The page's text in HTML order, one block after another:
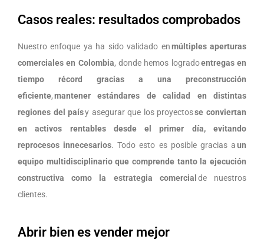
Casos reales: resultados comprobados
Nuestro enfoque ya ha sido validado enmúltiples aperturas
comerciales en Colombia, donde hemos logradoentregas en
tiempo récord gracias a una preconstrucción
eficiente,mantener estándares de calidad en distintas
regiones del paísy asegurar que los proyectosse conviertan
en activos rentables desde el primer día, evitando
reprocesos innecesarios. Todo esto es posible gracias aun
equipo multidisciplinario que comprende tanto la ejecución
constructiva como la estrategia comercial de nuestros
clientes.
Abrir bien es vender mejor